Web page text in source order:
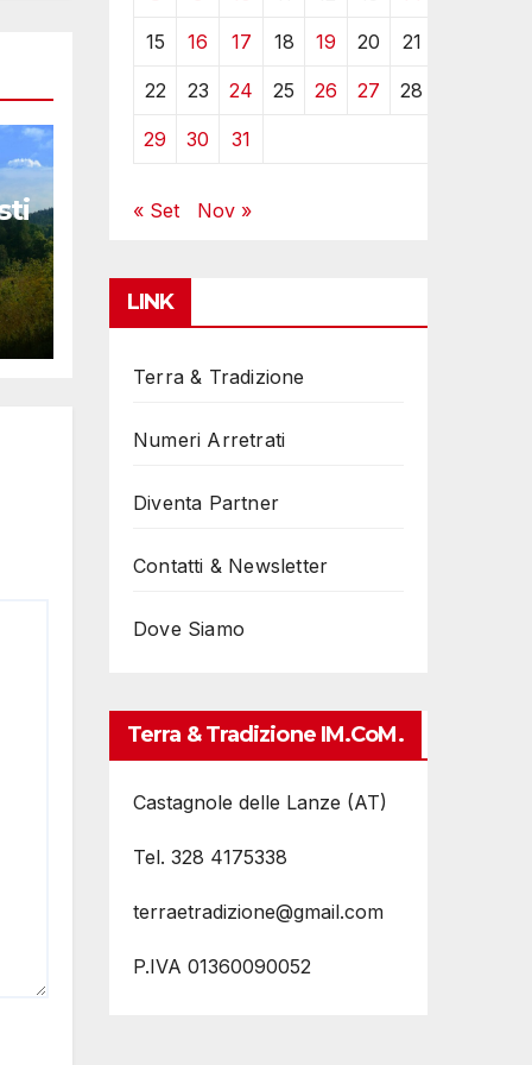
15 16 17 18 19 20 21
22 23 24 25 26 27 28
29 30 31
« Set Nov »
LINK
Terra & Tradizione
Numeri Arretrati
Diventa Partner
Contatti & Newsletter
Dove Siamo
Terra & Tradizione IM.coM.
Castagnole delle Lanze (AT)
Tel. 328 4175338
terraetradizione@gmail.com
P.IVA 01360090052